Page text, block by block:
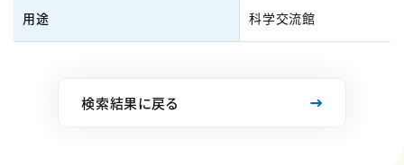
用途 科学交流館
検索結果に戻る